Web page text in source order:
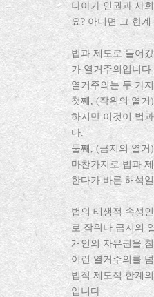
나아가 인권과 사
요? 아니면 그 한
법과 제도로 들어
가 열거주의입니
열거주의는 두 가
첫째, (작위의 열
하지만 이것이 법
다.
둘째, (금지의 열
마찬가지로 법과
한다가 바른 해석
법의 태생적 속성
로 작위나 금지의
개인의 자유권을
이런 열거주의를
법적 제도적 한계
입니다.